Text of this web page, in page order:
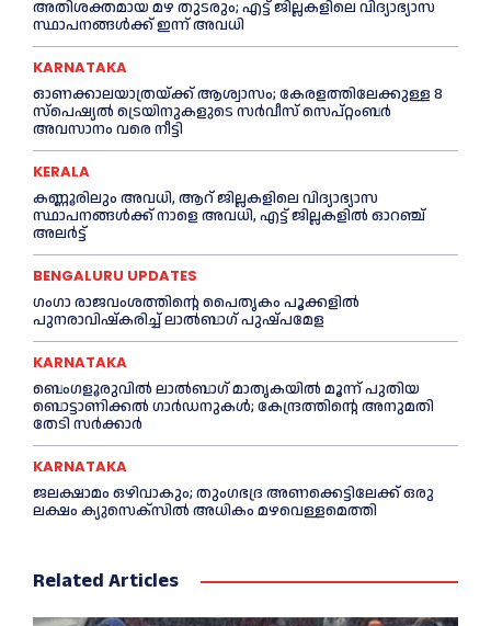
അതിശക്തമായ മഴ തുടരും; എട്ട് ജി​ല്ല​ക​ളി​ലെ വി​ദ്യാ​ഭ്യാ​സ
സ്ഥാ​പ​ന​ങ്ങ​ൾ​ക്ക് ഇ​ന്ന് അ​വ​ധി
KARNATAKA
ഓണക്കാലയാത്രയ്ക്ക് ആശ്വാസം; കേരളത്തിലേക്കുള്ള 8
സ്പെഷ്യൽ ട്രെയിനുകളുടെ സർവീസ് സെപ്റ്റംബർ
അവസാനം വരെ നീട്ടി
KERALA
കണ്ണൂരിലും അവധി, ആറ് ജില്ലകളിലെ വിദ്യാഭ്യാസ
സ്ഥാപനങ്ങൾക്ക് നാളെ അവധി, എട്ട് ജില്ലകളിൽ ഓറഞ്ച്
അലർട്ട്
BENGALURU UPDATES
ഗംഗാ രാജവംശത്തിന്റെ പൈതൃകം പൂക്കളിൽ
പുനരാവിഷ്‌കരിച്ച് ലാൽബാഗ് പുഷ്പമേള
KARNATAKA
ബെംഗളൂരുവിൽ ലാൽബാഗ് മാതൃകയിൽ മൂന്ന് പുതിയ
ബൊട്ടാണിക്കൽ ഗാർഡനുകൾ; കേന്ദ്രത്തിന്റെ അനുമതി
തേടി സർക്കാർ
KARNATAKA
ജലക്ഷാമം ഒഴിവാകും; തുംഗഭദ്ര അണക്കെട്ടിലേക്ക് ഒരു
ലക്ഷം ക്യുസെക്സില്‍ അധികം മഴവെള്ളമെത്തി
Related Articles